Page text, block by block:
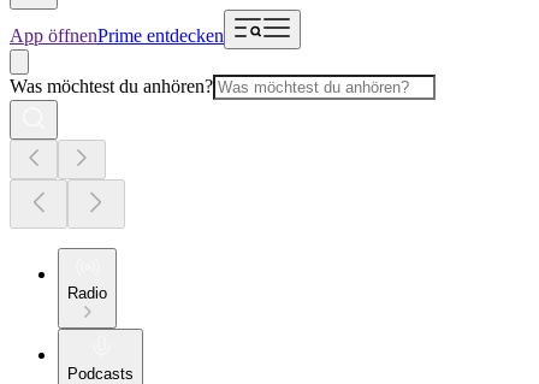
App öffnenPrime entdecken
Was möchtest du anhören?
Radio
Podcasts